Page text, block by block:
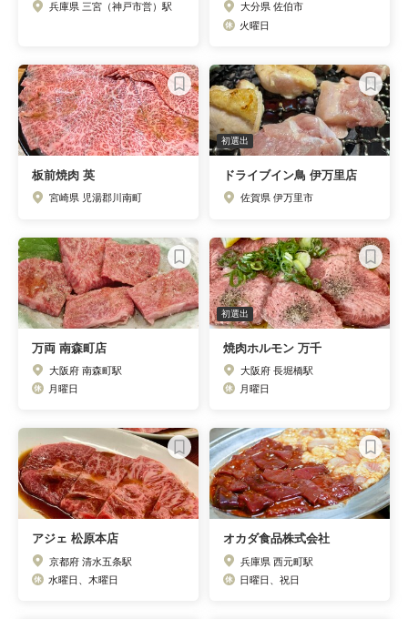
兵庫県 三宮（神戸市営）駅
大分県 佐伯市
火曜日
板前焼肉 英
宮崎県 児湯郡川南町
初選出
ドライブイン鳥 伊万里店
佐賀県 伊万里市
万両 南森町店
大阪府 南森町駅
月曜日
初選出
焼肉ホルモン 万千
大阪府 長堀橋駅
月曜日
アジェ 松原本店
京都府 清水五条駅
水曜日、木曜日
オカダ食品株式会社
兵庫県 西元町駅
日曜日、祝日